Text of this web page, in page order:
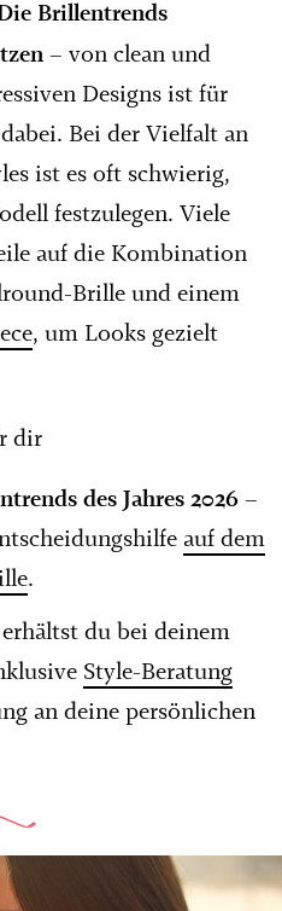
Brillentrends
– von clean und
Designs ist für
Bei der Vielfalt an
ist es oft schwierig,
festzulegen. Viele
auf die Kombination
Brille und einem
, um Looks gezielt
dir
des Jahres 2026 –
auf dem
.
du bei deinem
Style-Beratung
an deine persönlichen